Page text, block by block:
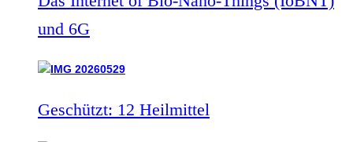
und 6G
Geschützt: 12 Heilmittel